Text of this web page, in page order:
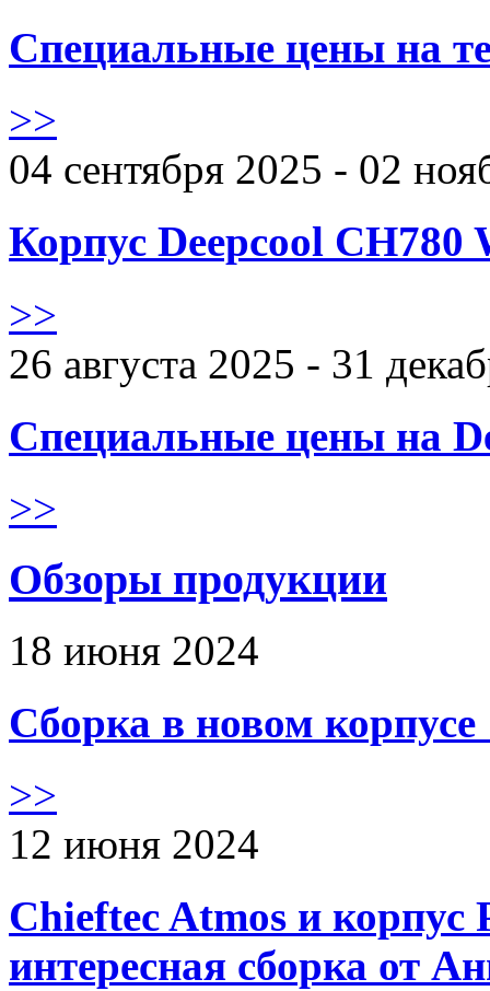
Специальные цены на
>>
04 сентября 2025 - 02
Корпус Deepcool CH780
>>
26 августа 2025 - 31
Специальные цены на
>>
Обзоры продукции
18 июня 2024
Сборка в новом
>>
12 июня 2024
Chieftec Atmos и корпус
интересная сборка от